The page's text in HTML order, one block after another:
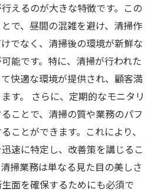
えるのが大きな特徴です。この
で、昼間の混雑を避け、清掃作
でなく、清掃後の環境が新鮮な
能です。特に、清掃が行われた
快適な環境が提供され、顧客満
す。 さらに、定期的なモニタリ
ことで、清掃の質や業務のパフ
ことができます。これにより、
速に特定し、改善策を講じるこ
掃業務は単なる見た目の美しさ
面を確保するためにも必須で